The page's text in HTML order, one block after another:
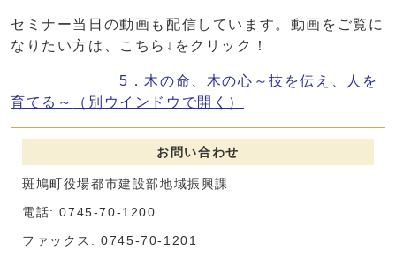
セミナー当日の動画も配信しています。動画をご覧に
なりたい方は、こちら↓をクリック！
5．木の命、木の心～技を伝え、人を
育てる～
（別ウインドウで開く）
お問い合わせ
斑鳩町役場都市建設部地域振興課
電話: 0745-70-1200
ファックス: 0745-70-1201